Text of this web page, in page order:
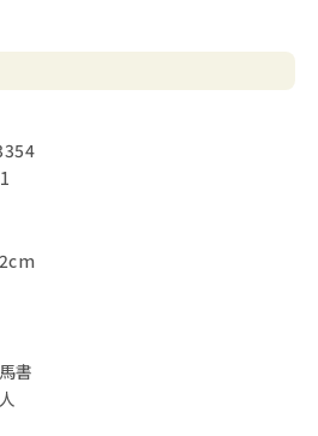
獲取一些參考資料，使主內的同靈
更深入、更多層面的瞭解，則感幸
是，為了撰寫本書，筆者已竭盡全
馬書》，以及其他相關經卷與參考書
主賜予智慧和啟示的靈（弗一17），
永古隱藏的奧祕」了（ 羅十六25-2
有限（傳一15），所以筆者在本
有錯誤或遺漏之處。尚祈主內同工與
肢多獲教益，並對同靈有更大的造
15），筆者被託付的另外兩卷聖經釋
》及《帖撒羅尼迦後書》，希望不久
書